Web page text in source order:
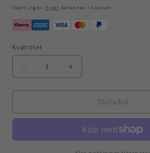
pris
Skatt ingår. Frakt beräknas i kassan.
Kvantitet
Minska
kvantitet
för
DAF5
XXL
Öka
kvantitet
för
TurboTronic
DAF5
Airfryer
XXL
Slutsåld